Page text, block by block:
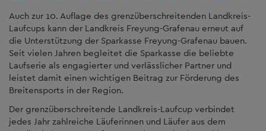
Auch zur 10. Auflage des grenzüberschreitenden Landkreis-
Laufcups kann der Landkreis Freyung-Grafenau erneut auf
die Unterstützung der Sparkasse Freyung-Grafenau bauen.
Seit vielen Jahren begleitet die Sparkasse die beliebte
Laufserie als engagierter und verlässlicher Partner und
leistet damit einen wichtigen Beitrag zur Förderung des
Breitensports in der Region.
Der grenzüberschreitende Landkreis-Laufcup verbindet
jedes Jahr zahlreiche Läuferinnen und Läufer aus dem